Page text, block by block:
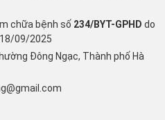
chữa bệnh số 234/BYT-GPHD do
09/2025
Đông Ngạc, Thành phố Hà